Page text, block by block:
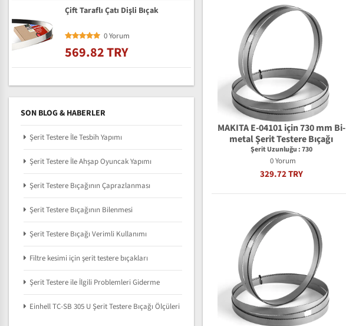
MAKITA E-04101 için 730 mm Bi-
metal Şerit Testere Bıçağı
Şerit Uzunluğu : 730
0 Yorum
329.72 TRY
Çift Taraflı Çatı Dişli Bıçak
0 Yorum
569.82 TRY
SON BLOG & HABERLER
Şerit Testere İle Tesbih Yapımı
Şerit Testere İle Ahşap Oyuncak Yapımı
Şerit Testere Bıçağının Çaprazlanması
Şerit Testere Bıçağının Bilenmesi
Şerit Testere Bıçağı Verimli Kullanımı
Filtre kesimi için şerit testere bıçakları
Şerit Testere ile İlgili Problemleri Giderme
Einhell TC-SB 305 U Şerit Testere Bıçağı Ölçüleri